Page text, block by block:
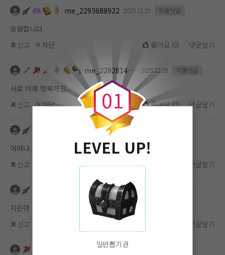
me_2293688922 2025.12.29 작품댓글
응원합니다
신고
차단 좋아요 (0) 댓글달기
me_2292814523 2025.12.29 작품댓글
서로 이제 행복하길..
신고
차단 좋아요(0) 댓글달기
me_2293688922 2025.12.24
어머나..어머나..
신고
댓글달기
me_2293688922 2025.12.22
지은아 정신차렷!
신고
댓글달기
me_2293996036 2025.12.21
0
0
1
LEVEL UP!
일반뽑기권